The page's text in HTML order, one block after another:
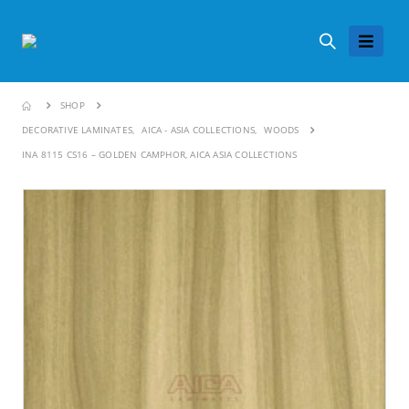
SHOP
DECORATIVE LAMINATES, AICA - ASIA COLLECTIONS,
WOODS
INA 8115 CS16 – GOLDEN CAMPHOR, AICA ASIA COLLECTIONS